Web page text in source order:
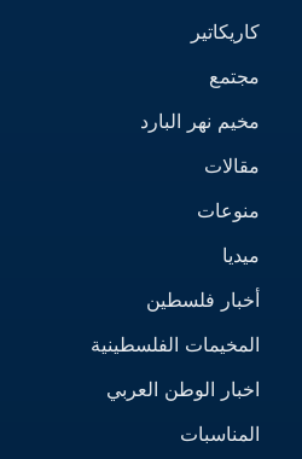
كاريكاتير
مجتمع
مخيم نهر البارد
مقالات
منوعات
ميديا
أخبار فلسطين
المخيمات الفلسطينية
اخبار الوطن العربي
المناسبات